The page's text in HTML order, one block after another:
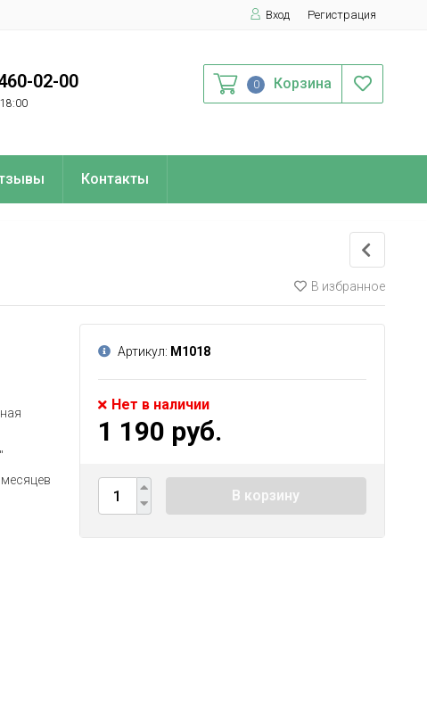
Вход Регистрация
02-00 0 Корзина
Контакты
В избранное
Артикул: М1018
Нет в наличии
1 190 руб.
В корзину